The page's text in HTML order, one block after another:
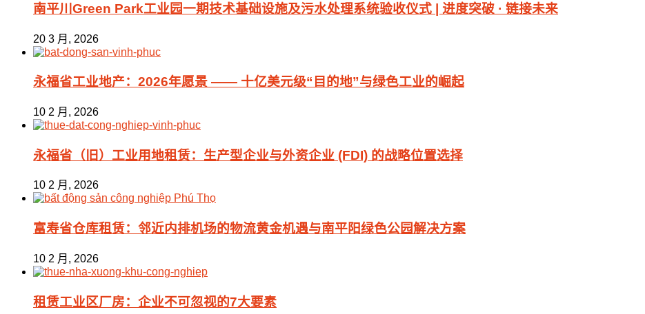
南平川Green Park工业园一期技术基础设施及污水处理系统验收仪式 | 进度突破 · 链接未来
20 3 月, 2026
永福省工业地产：2026年愿景 —— 十亿美元级“目的地”与绿色工业的崛起
10 2 月, 2026
永福省（旧）工业用地租赁：生产型企业与外资企业 (FDI) 的战略位置选择
10 2 月, 2026
富寿省仓库租赁：邻近内排机场的物流黄金机遇与南平阳绿色公园解决方案
10 2 月, 2026
租赁工业区厂房：企业不可忽视的7大要素